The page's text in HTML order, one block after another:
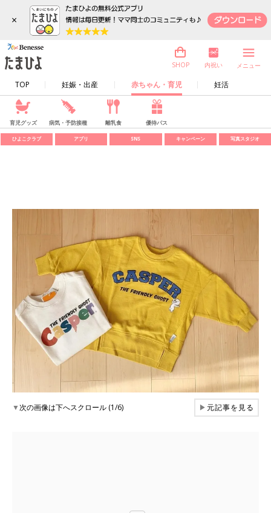
×
TOP 妊娠・出産 赤ちゃん・育児 妊活
SHOP 内祝い メニュー
育児グッズ 病気・予防接種 離乳食 優待パス
ひよこクラブ アプリ SNS キャンペーン 写真スタジオ
▼次の画像は下へスクロール (1/6) ▶元記事を見る